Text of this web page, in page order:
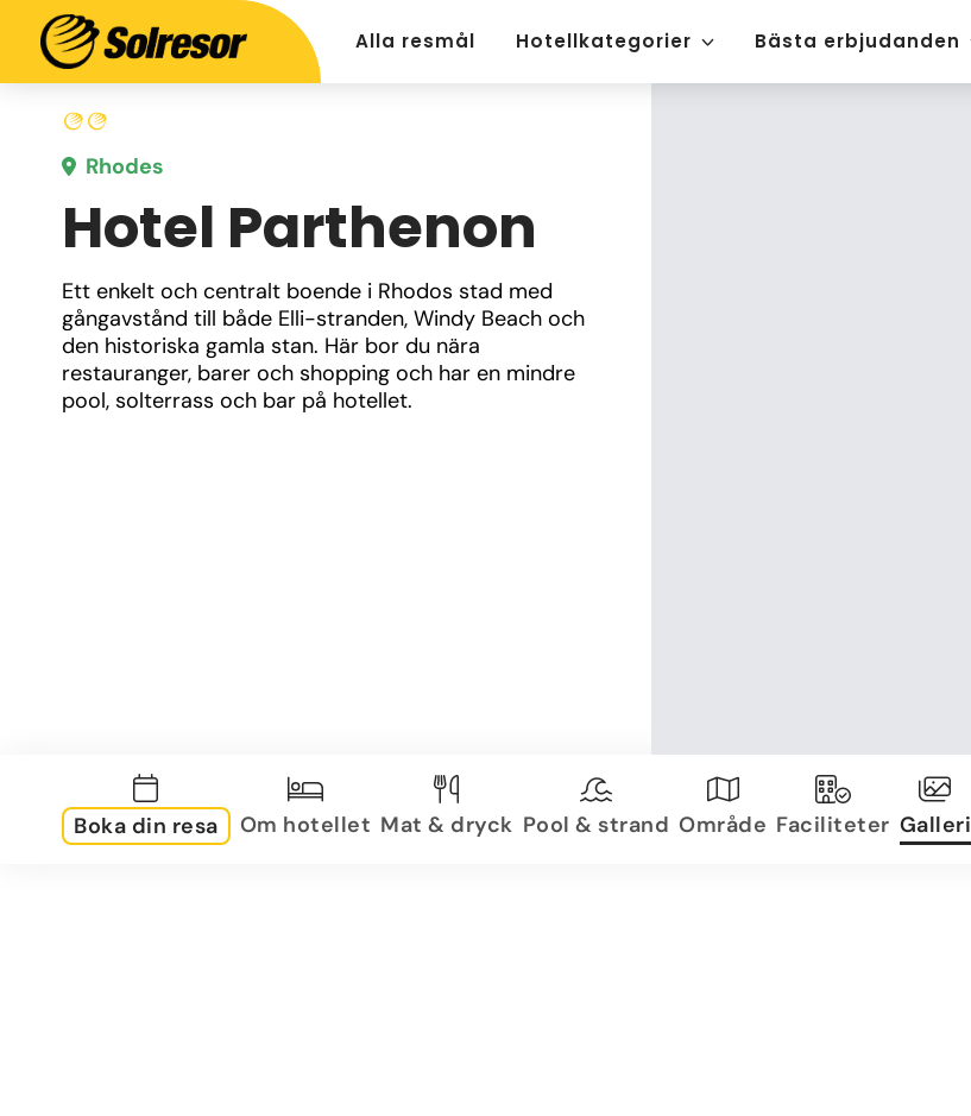
Alla resmål Hotellkategorier Bästa erbjudanden
Rhodes
Hotel Parthenon
Ett enkelt och centralt boende i Rhodos stad med
gångavstånd till både Elli-stranden, Windy Beach och
den historiska gamla stan. Här bor du nära
restauranger, barer och shopping och har en mindre
pool, solterrass och bar på hotellet.
Boka din resa Om hotellet Mat & dryck Pool & strand Område Faciliteter Galleri